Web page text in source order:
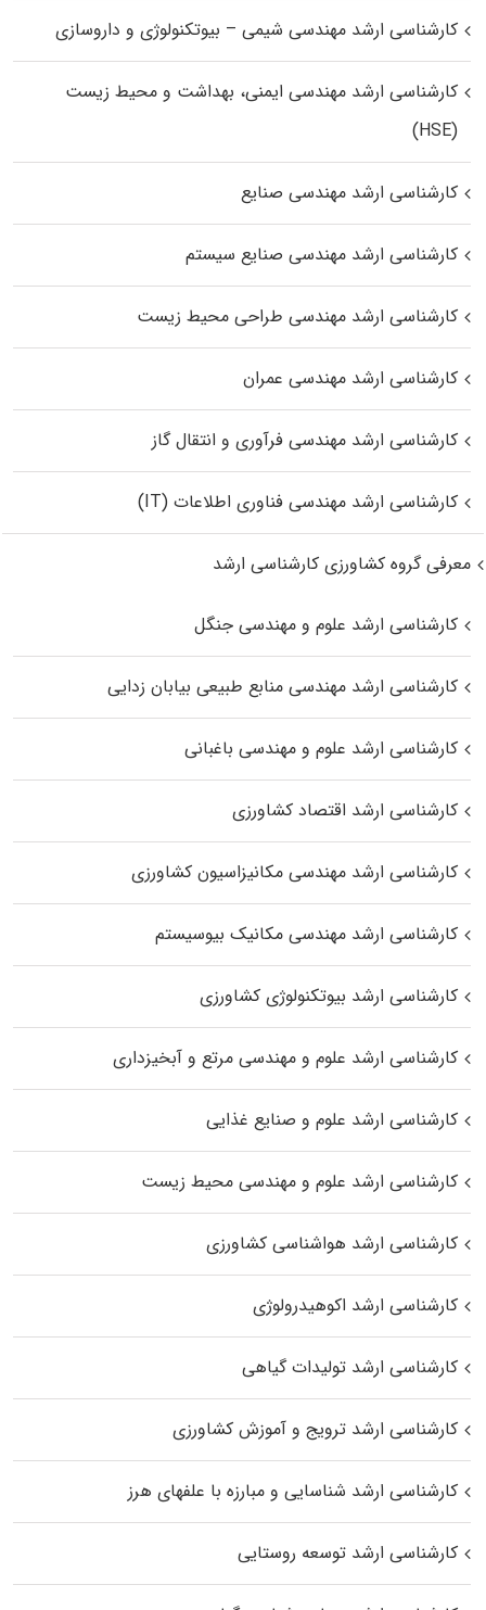
کارشناسی ارشد مهندسی شیمی – بیوتکنولوژی و داروسازی
کارشناسی ارشد مهندسی ایمنی، بهداشت و محیط زیست
(HSE)
کارشناسی ارشد مهندسی صنایع
کارشناسی ارشد مهندسی صنایع سیستم
کارشناسی ارشد مهندسی طراحی محیط زیست
کارشناسی ارشد مهندسی عمران
کارشناسی ارشد مهندسی فرآوری و انتقال گاز
کارشناسی ارشد مهندسی فناوری اطلاعات (IT)
معرفی گروه کشاورزی کارشناسی ارشد
کارشناسی ارشد علوم و مهندسی جنگل
کارشناسی ارشد مهندسی منابع طبیعی بیابان زدایی
کارشناسی ارشد علوم و مهندسی باغبانی
کارشناسی ارشد اقتصاد کشاورزی
کارشناسی ارشد مهندسی مکانیزاسیون کشاورزی
کارشناسی ارشد مهندسی مکانیک بیوسیستم
کارشناسی ارشد بیوتکنولوژی کشاورزی
کارشناسی ارشد علوم و مهندسی مرتع و آبخیزداری
کارشناسی ارشد علوم و صنایع غذایی
کارشناسی ارشد علوم و مهندسی محیط زیست
کارشناسی ارشد هواشناسی کشاورزی
کارشناسی ارشد اکوهیدرولوژی
کارشناسی ارشد تولیدات گیاهی
کارشناسی ارشد ترویج و آموزش کشاورزی
کارشناسی ارشد شناسایی و مبارزه با علفهای هرز
کارشناسی ارشد توسعه روستایی